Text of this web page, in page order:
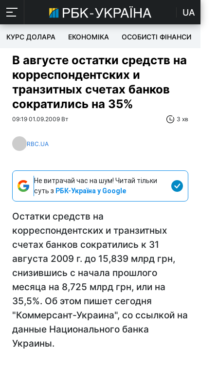
UA
КУРС ДОЛАРА ЕКОНОМІКА ОСОБИСТІ ФІНАНСИ
В августе остатки средств на
корреспондентских и
транзитных счетах банков
сократились на 35%
09:19 01.09.2009 Вт 3 хв
RBC.UA
Не витрачай час на шум! Читай тільки
суть з РБК-Україна у Google
Остатки средств на
корреспондентских и транзитных
счетах банков сократились к 31
августа 2009 г. до 15,839 млрд грн,
снизившись с начала прошлого
месяца на 8,725 млрд грн, или на
35,5%. Об этом пишет сегодня
"Коммерсант-Украина", со ссылкой на
данные Национального банка
Украины.